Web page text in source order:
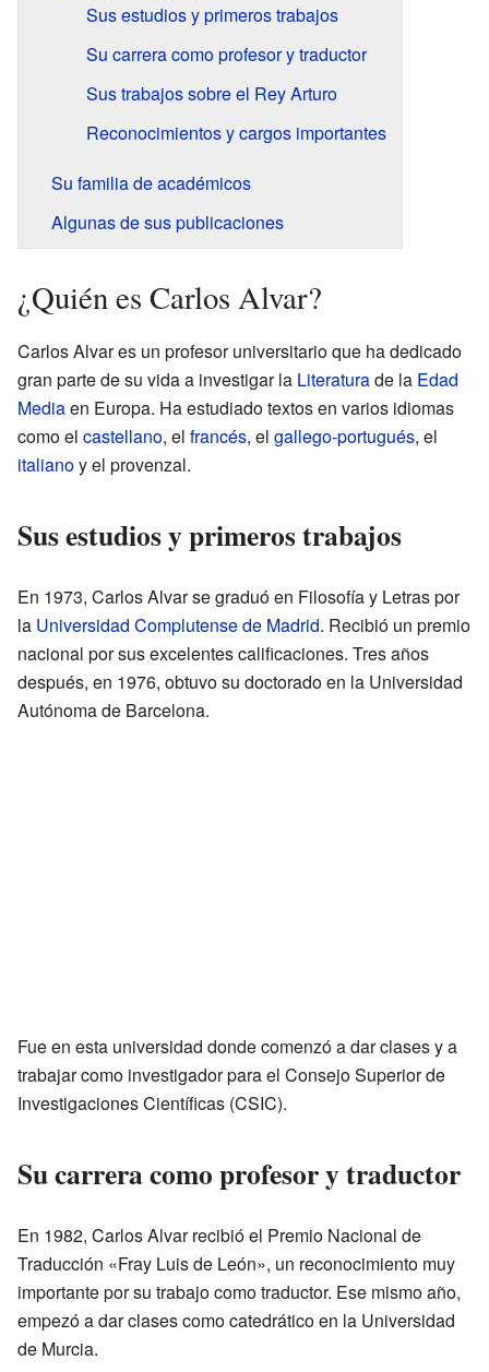
Sus estudios y primeros trabajos
Su carrera como profesor y traductor
Sus trabajos sobre el Rey Arturo
Reconocimientos y cargos importantes
Su familia de académicos
Algunas de sus publicaciones
¿Quién es Carlos Alvar?
Carlos Alvar es un profesor universitario que ha dedicado
gran parte de su vida a investigar la Literaturade la Edad
Mediaen Europa. Ha estudiado textos en varios idiomas
como el castellano, el francés, el gallego-portugués, el
italianoy el provenzal.
Sus estudios y primeros trabajos
En 1973, Carlos Alvar se graduó en Filosofía y Letras por
la Universidad Complutense de Madrid. Recibió un premio
nacional por sus excelentes calificaciones. Tres años
después, en 1976, obtuvo su doctorado en la Universidad
Autónoma de Barcelona.
Fue en esta universidad donde comenzó a dar clases y a
trabajar como investigador para el Consejo Superior de
Investigaciones Científicas (CSIC).
Su carrera como profesor y traductor
En 1982, Carlos Alvar recibió el Premio Nacional de
Traducción «Fray Luis de León», un reconocimiento muy
importante por su trabajo como traductor. Ese mismo año,
empezó a dar clases como catedrático en la Universidad
de Murcia.